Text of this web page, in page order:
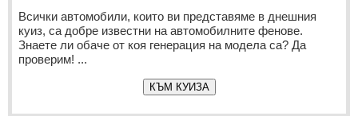
Всички автомобили, които ви представяме в днешния
куиз, са добре известни на автомобилните фенове.
Знаете ли обаче от коя генерация на модела са? Да
проверим! ...
КЪМ КУИЗА